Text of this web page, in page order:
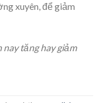
xuyên, để giảm
nay tăng hay giảm